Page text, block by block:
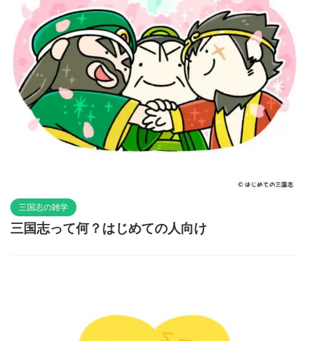
三国志の雑学
三国志って何？はじめての人向け